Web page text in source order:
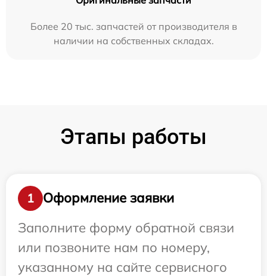
Более 20 тыс. запчастей от производителя в
наличии на собственных складах.
Этапы работы
1
Оформление заявки
Заполните форму обратной связи
или позвоните нам по номеру,
указанному на сайте сервисного